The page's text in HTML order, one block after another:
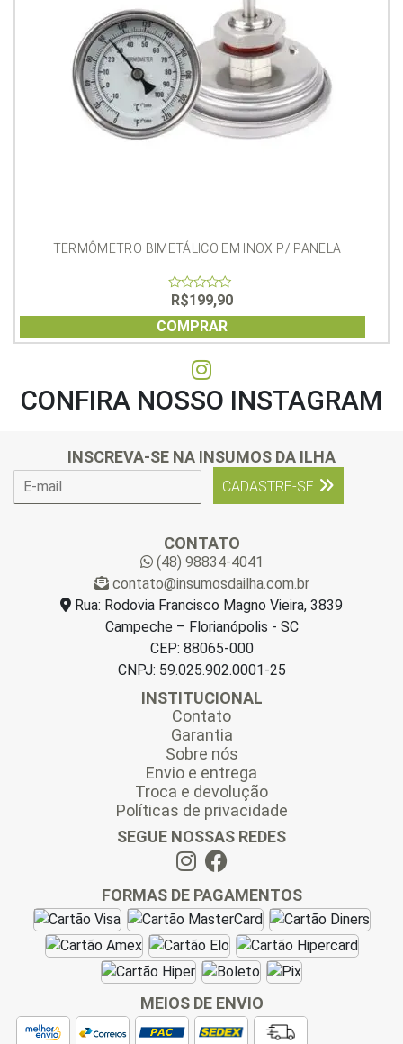
TERMÔMETRO BIMETÁLICO EM INOX P/ PANELA
0
out
of
5
R$199,90
COMPRAR
CONFIRA NOSSO INSTAGRAM
INSCREVA-SE NA INSUMOS DA ILHA
CADASTRE-SE
CONTATO
(48) 98834-4041
contato@insumosdailha.com.br
Rua: Rodovia Francisco Magno Vieira, 3839
Campeche – Florianópolis - SC
CEP: 88065-000
CNPJ: 59.025.902.0001-25
INSTITUCIONAL
Contato
Garantia
Sobre nós
Envio e entrega
Troca e devolução
Políticas de privacidade
SEGUE NOSSAS REDES
FORMAS DE PAGAMENTOS
MEIOS DE ENVIO